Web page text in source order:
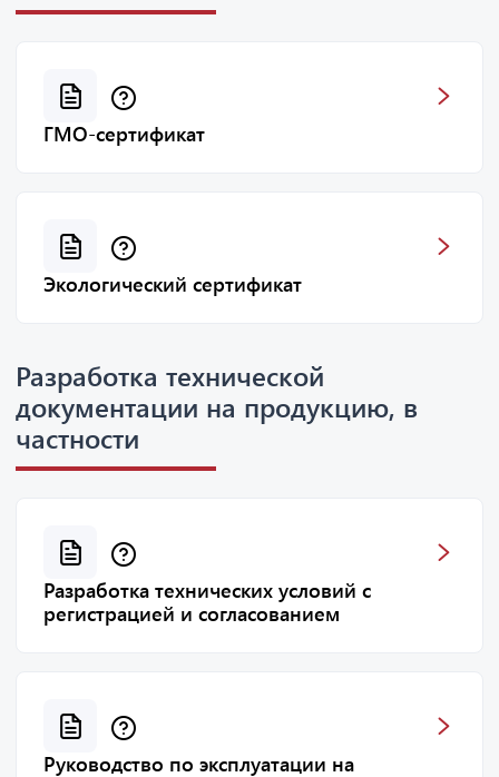
ГМО-сертификат
Экологический сертификат
Разработка технической
документации на продукцию, в
частности
Разработка технических условий с
регистрацией и согласованием
Руководство по эксплуатации на